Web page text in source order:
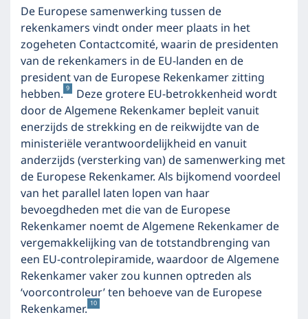
De Europese samenwerking tussen de
rekenkamers vindt onder meer plaats in het
zogeheten Contactcomité, waarin de presidenten
van de rekenkamers in de EU-landen en de
president van de Europese Rekenkamer zitting
hebben. 9
Deze grotere EU-betrokkenheid wordt
door de Algemene Rekenkamer bepleit vanuit
enerzijds de strekking en de reikwijdte van de
ministeriële verantwoordelijkheid en vanuit
anderzijds (versterking van) de samenwerking met
de Europese Rekenkamer. Als bijkomend voordeel
van het parallel laten lopen van haar
bevoegdheden met die van de Europese
Rekenkamer noemt de Algemene Rekenkamer de
vergemakkelijking van de totstandbrenging van
een EU-controlepiramide, waardoor de Algemene
Rekenkamer vaker zou kunnen optreden als
‘voorcontroleur’ ten behoeve van de Europese
Rekenkamer. 10